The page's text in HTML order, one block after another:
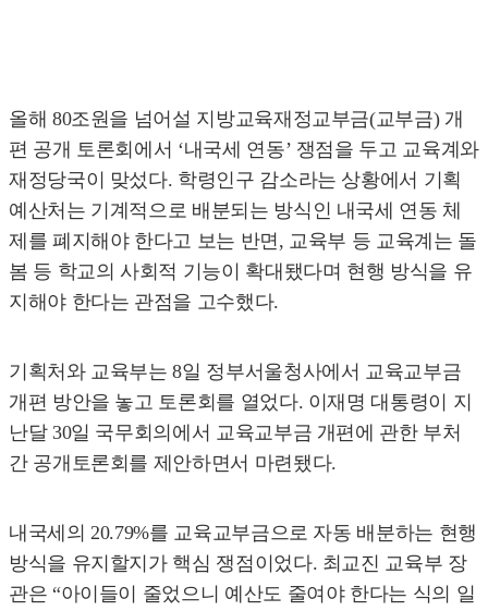
올해 80조원을 넘어설 지방교육재정교부금(교부금) 개
편 공개 토론회에서 ‘내국세 연동’ 쟁점을 두고 교육계와
재정당국이 맞섰다. 학령인구 감소라는 상황에서 기획
예산처는 기계적으로 배분되는 방식인 내국세 연동 체
제를 폐지해야 한다고 보는 반면, 교육부 등 교육계는 돌
봄 등 학교의 사회적 기능이 확대됐다며 현행 방식을 유
지해야 한다는 관점을 고수했다.
기획처와 교육부는 8일 정부서울청사에서 교육교부금
개편 방안을 놓고 토론회를 열었다. 이재명 대통령이 지
난달 30일 국무회의에서 교육교부금 개편에 관한 부처
간 공개토론회를 제안하면서 마련됐다.
내국세의 20.79%를 교육교부금으로 자동 배분하는 현행
방식을 유지할지가 핵심 쟁점이었다. 최교진 교육부 장
관은 “아이들이 줄었으니 예산도 줄여야 한다는 식의 일